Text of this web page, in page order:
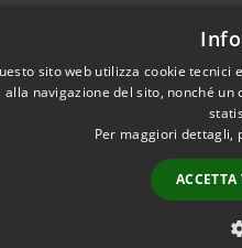
sito web utilizza cookie
alla navigazione del sito, nonché
Per maggiori dettagli,
ACCETTA